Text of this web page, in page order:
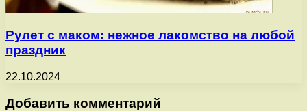
Рулет с маком: нежное лакомство на любой
праздник
22.10.2024
Добавить комментарий